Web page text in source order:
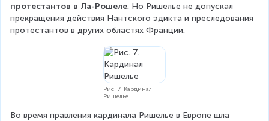
протестантов в Ла-Рошеле. Но Ришелье не допускал
прекращения действия Нантского эдикта и преследования
протестантов в других областях Франции.
Рис. 7. Кардинал
Ришелье
Во время правления кардинала Ришелье в Европе шла